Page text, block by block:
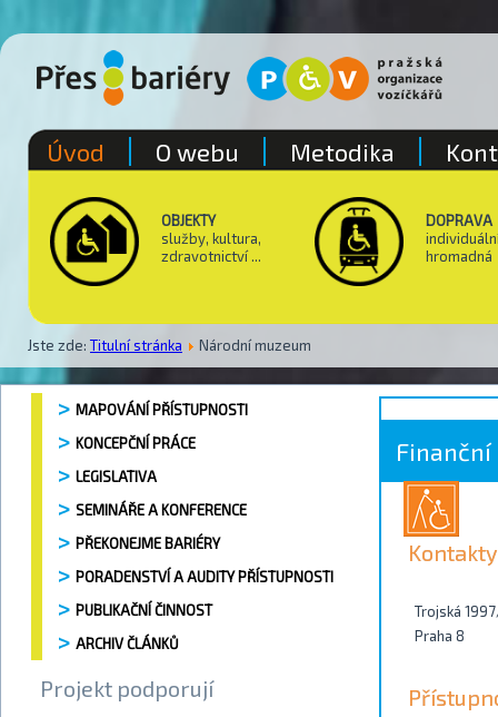
OBJEKTY
služby, kultura,
zdravotnictví ...
DOPRAVA
hromadná
Jste zde: Titulní stránka Národní muzeum
Úvod O webu Metodika
MAPOVÁNÍ PŘÍSTUPNOSTI
KONCEPČNÍ PRÁCE
LEGISLATIVA
SEMINÁŘE A KONFERENCE
PŘEKONEJME BARIÉRY
PORADENSTVÍ A AUDITY PŘÍSTUPNOSTI
PUBLIKAČNÍ ČINNOST
ARCHIV ČLÁNKŮ
Projekt podporují
Kontakty
Trojská
Praha 8